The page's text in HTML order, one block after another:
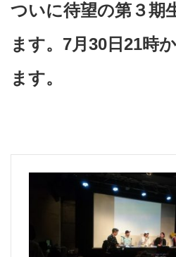
ついに待望の第３期
ます。7月30日21時
ます。